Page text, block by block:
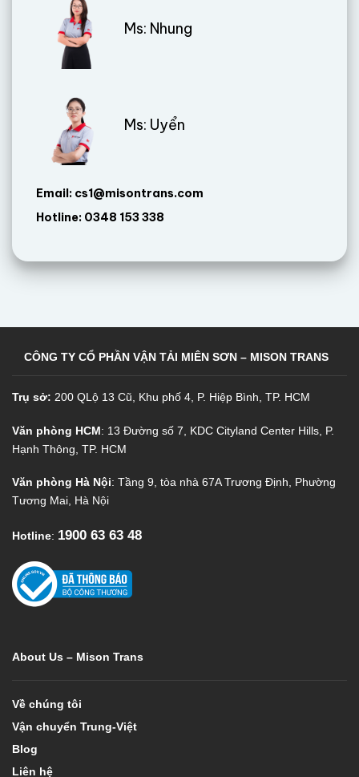
Ms: Nhung
Ms: Uyển
Email: cs1@misontrans.com
Hotline: 0348 153 338
CÔNG TY CỔ PHẦN VẬN TẢI MIÊN SƠN – MISON TRANS
Trụ sở: 200 QLộ 13 Cũ, Khu phố 4, P. Hiệp Bình, TP. HCM
Văn phòng HCM: 13 Đường số 7, KDC Cityland Center Hills, P.
Hạnh Thông, TP. HCM
Văn phòng Hà Nội: Tầng 9, tòa nhà 67A Trương Định, Phường
Tương Mai, Hà Nội
Hotline: 1900 63 63 48
About Us – Mison Trans
Về chúng tôi
Vận chuyển Trung-Việt
Blog
Liên hệ